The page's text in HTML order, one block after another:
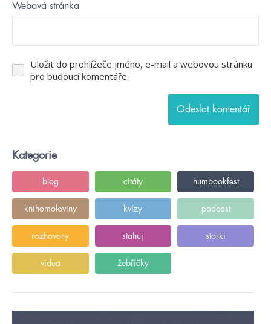
Webová stránka
Uložit do prohlížeče jméno, e-mail a webovou stránku
pro budoucí komentáře.
Kategorie
blog citáty humbookfest
knihomoloviny kvízy podcast
rozhovory stahuj storki
videa žebříčky